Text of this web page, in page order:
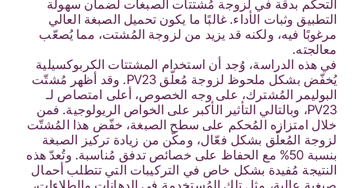
التحكم بدقة في لزوجة مُشتتات الصبغات لضمان سهولة
التطبيق وثبات الأداء. غالبًا ما يكون تحميل الصبغة العالي
مرغوبًا فيه، ولكنه قد يزيد من لزوجة المُشتت، مما يُصعّب
معالجته.
في هذه الدراسة، وُجد أن استخدام المشتتات الكربوكسيلية
يُخفّض بشكل ملحوظ لزوجة مُعلّق PV23. وقد أظهر مُشتّت
البوليمر المُشترك، على وجه الخصوص، أعلى امتصاص لـ
PV23، وبالتالي التأثير الأكبر على الخواص الريولوجية. فمن
خلال امتزازه المُحكم على سطح الصبغة، خفّض هذا المُشتّت
لزوجة المُعلّق بشكل فعّال، ومكّن من زيادة تركيز الصبغة
بنسبة 50% مع الحفاظ على خصائص تدفق مُناسبة. وتُعدّ هذه
النتيجة مُفيدة بشكل خاص في التركيبات التي تتطلب أحمال